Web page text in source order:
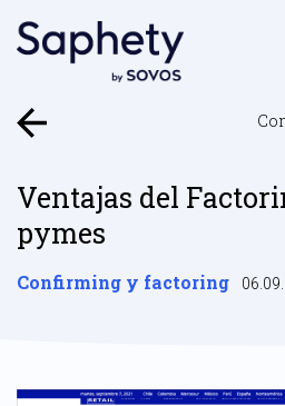
Ventajas del
pymes
Confirming y factoring